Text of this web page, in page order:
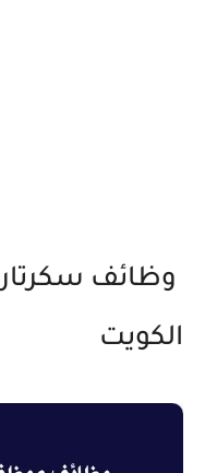
وظائف
الكويت